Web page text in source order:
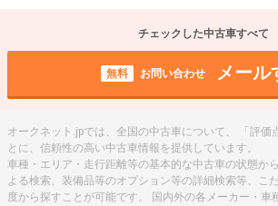
チェックした中古車すべて
無料 お問い合わせ メール
オークネット.jpでは、全国の中古車について、 「評価
とに、信頼性の高い中古車情報を提供しています。
車種・エリア・走行距離等の基本的な中古車の状態か
よる検索、装備品等のオプション等の詳細検索等、こ
度から探すことが可能です。 国内外の各メーカー・車